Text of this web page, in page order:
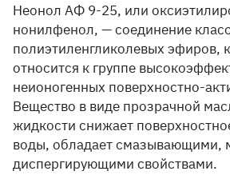
Неонол АФ 9-25, или
нонилфенол, — соединение
полиэтиленгликолевых эфиров,
относится к группе
неионогенных поверхностно-
Вещество в виде прозрачной
жидкости снижает
воды, обладает
диспергирующими свойствами.